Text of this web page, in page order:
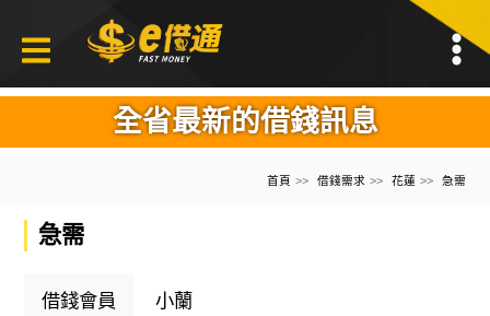
全省最新的借錢訊息
首頁 借錢需求 花蓮 急需
急需
借錢會員 小蘭